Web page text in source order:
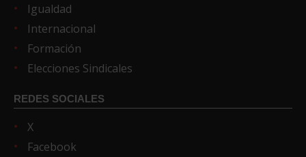
Igualdad
Internacional
Formación
Elecciones Sindicales
REDES SOCIALES
X
Facebook